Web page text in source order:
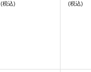
(税込)
(税込)